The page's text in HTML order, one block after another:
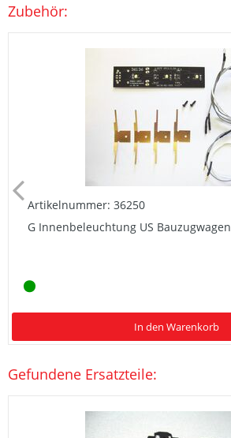
Zubehör:
Artikelnummer: 36250
G Innenbeleuchtung US Bauzugwagen
In den Warenkorb
Gefundene Ersatzteile: